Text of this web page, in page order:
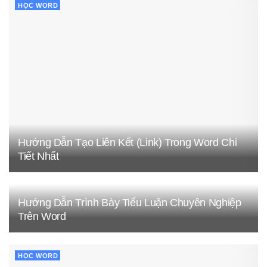
HỌC WORD
Hướng Dẫn Tạo Liên Kết (Link) Trong Word Chi
Tiết Nhất
Hướng Dẫn Trình Bày Tiểu Luận Chuyên Nghiệp
Trên Word
HỌC WORD